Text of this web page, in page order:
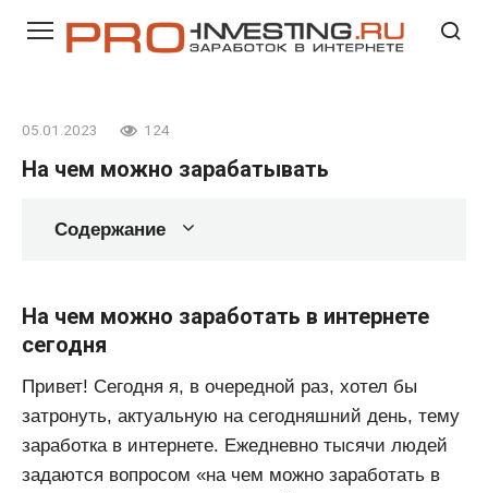
05.01.2023 124
На чем можно зарабатывать
Содержание
На чем можно заработать в интернете
сегодня
Привет! Сегодня я, в очередной раз, хотел бы
затронуть, актуальную на сегодняшний день, тему
заработка в интернете. Ежедневно тысячи людей
задаются вопросом «на чем можно заработать в